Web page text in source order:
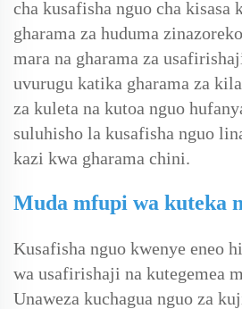
cha kusafisha nguo cha kisasa
gharama za huduma
mara na gharama za
uvurugu katika gharama za
za kuleta na kutoa nguo
suluhisho la kusafisha nguo
kazi kwa gharama chini.
Muda mfupi wa kuteka
Kusafisha nguo kwenye eneo
wa usafirishaji na kutegemea
Unaweza kuchagua nguo za